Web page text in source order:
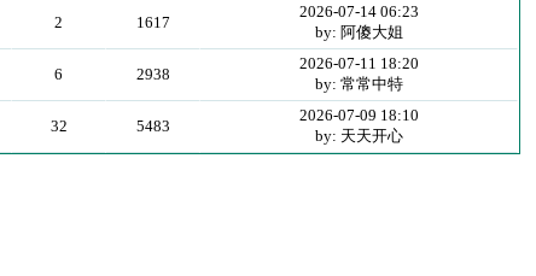
2 1617
2026-07-14 06:23
by: 阿傻大姐
6 2938
2026-07-11 18:20
by: 常常中特
32 5483
2026-07-09 18:10
by: 天天开心